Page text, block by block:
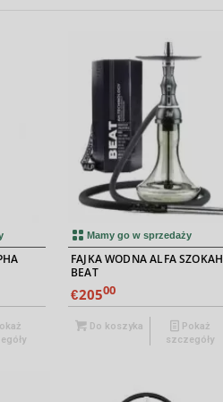
Mamy go w sprzedaży
FAJKA WODNA ALFA SZOKAH
BEAT
€20500
Do koszyka
Pokaż
szczegóły